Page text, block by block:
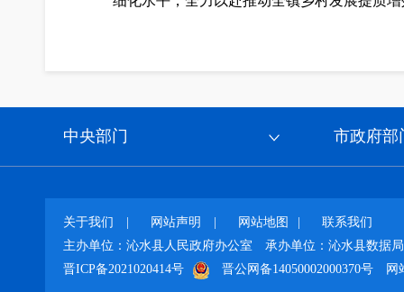
中央部门 市政府部
关于我们 网站声明 网站地图
联系我们
主办单位：沁水县人民政府办公室
承办单位：沁水县数据局
晋ICP备2021020414号
晋公网备14050002000370号 网